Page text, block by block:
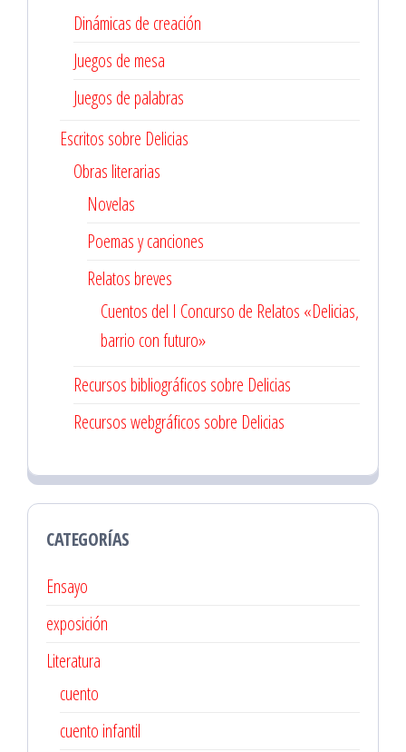
Dinámicas de creación
Juegos de mesa
Juegos de palabras
Escritos sobre Delicias
Obras literarias
Novelas
Poemas y canciones
Relatos breves
Cuentos del I Concurso de Relatos «Delicias,
barrio con futuro»
Recursos bibliográficos sobre Delicias
Recursos webgráficos sobre Delicias
CATEGORÍAS
Ensayo
exposición
Literatura
cuento
cuento infantil